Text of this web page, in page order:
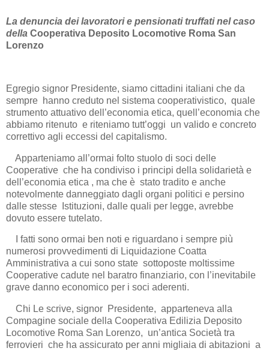
La denuncia dei lavoratori e pensionati truffati nel caso
della Cooperativa Deposito Locomotive Roma San
Lorenzo
Egregio signor Presidente, siamo cittadini italiani che da
sempre hanno creduto nel sistema cooperativistico, quale
strumento attuativo dell’economia etica, quell’economia che
abbiamo ritenuto e riteniamo tutt’oggi un valido e concreto
correttivo agli eccessi del capitalismo.
Apparteniamo all’ormai folto stuolo di soci delle
Cooperative che ha condiviso i principi della solidarietà e
dell’economia etica , ma che è stato tradito e anche
notevolmente danneggiato dagli organi politici e persino
dalle stesse Istituzioni, dalle quali per legge, avrebbe
dovuto essere tutelato.
I fatti sono ormai ben noti e riguardano i sempre più
numerosi provvedimenti di Liquidazione Coatta
Amministrativa a cui sono state sottoposte moltissime
Cooperative cadute nel baratro finanziario, con l’inevitabile
grave danno economico per i soci aderenti.
Chi Le scrive, signor Presidente, apparteneva alla
Compagine sociale della Cooperativa Edilizia Deposito
Locomotive Roma San Lorenzo, un’antica Società tra
ferrovieri che ha assicurato per anni migliaia di abitazioni a